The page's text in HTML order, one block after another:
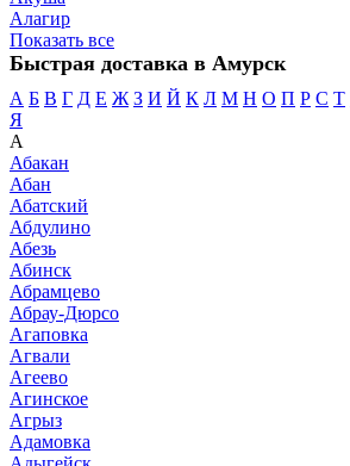
Алагир
Показать все
Быстрая доставка в Амурск
А Б В Г Д Е Ж З И Й К Л М Н О П Р С Т
Я
А
Абакан
Абан
Абатский
Абдулино
Абезь
Абинск
Абрамцево
Абрау-Дюрсо
Агаповка
Агвали
Агеево
Агинское
Агрыз
Адамовка